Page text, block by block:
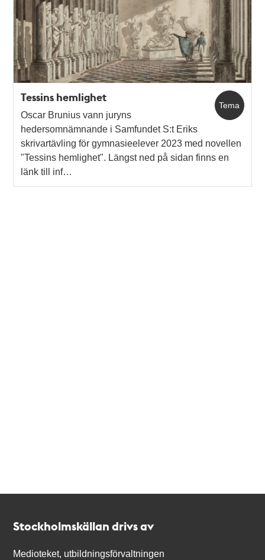
Tema
Tessins hemlighet
Oscar Brunius vann juryns
hedersomnämnande i Samfundet S:t Eriks
skrivartävling för gymnasieelever 2023 med novellen
"Tessins hemlighet". Längst ned på sidan finns en
länk till inf…
Stockholmskällan drivs av
Medioteket, utbildningsförvaltningen